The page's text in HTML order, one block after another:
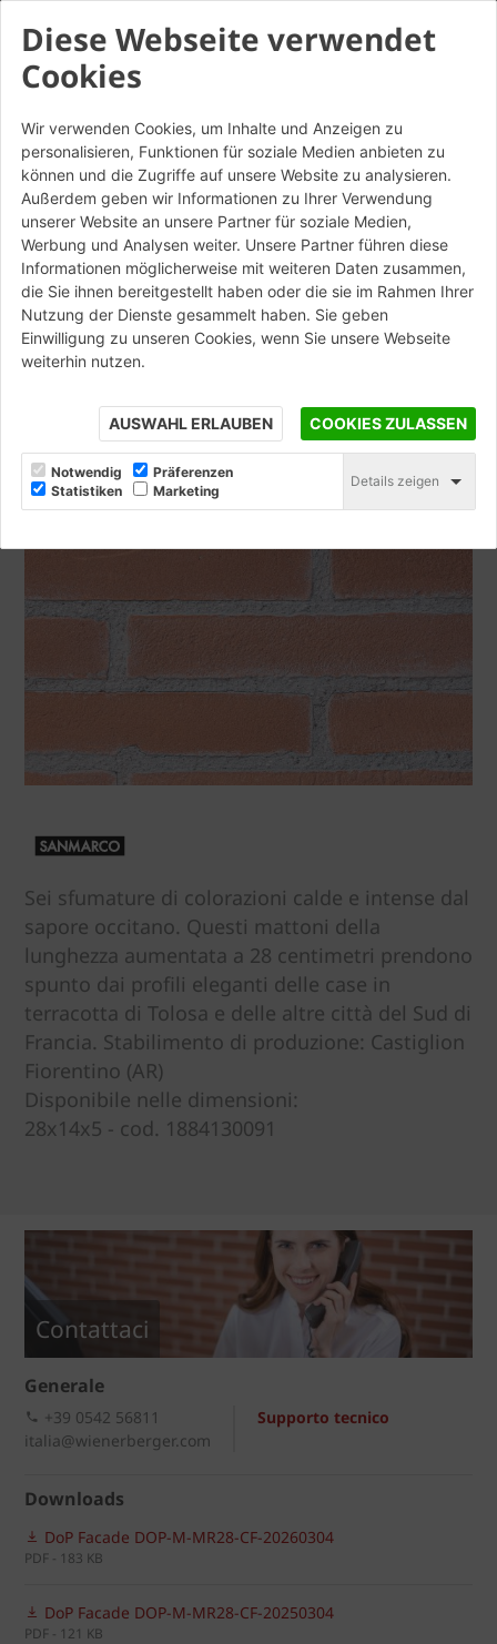
Diese Webseite verwendet
Cookies
Wir verwenden Cookies, um Inhalte und Anzeigen zu
personalisieren, Funktionen für soziale Medien anbieten zu
können und die Zugriffe auf unsere Website zu analysieren.
Außerdem geben wir Informationen zu Ihrer Verwendung
unserer Website an unsere Partner für soziale Medien,
Werbung und Analysen weiter. Unsere Partner führen diese
Informationen möglicherweise mit weiteren Daten zusammen,
die Sie ihnen bereitgestellt haben oder die sie im Rahmen Ihrer
Nutzung der Dienste gesammelt haben. Sie geben
Einwilligung zu unseren Cookies, wenn Sie unsere Webseite
weiterhin nutzen.
AUSWAHL ERLAUBEN COOKIES ZULASSEN
Notwendig
Präferenzen
Statistiken
Marketing
Details zeigen
Occitan Rosso - Mattone
STAMPA
Sei sfumature di colorazioni calde e intense dal
sapore occitano. Questi mattoni della
lunghezza aumentata a 28 centimetri prendono
spunto dai profili eleganti delle case in
terracotta di Tolosa e delle altre città del Sud di
Francia. Stabilimento di produzione: Castiglion
Fiorentino (AR)
Disponibile nelle dimensioni:
28x14x5 - cod. 1884130091
Contattaci
Generale
Supporto tecnico
+39 0542 56811
italia@wienerberger.com
Downloads
DoP Facade DOP-M-MR28-CF-20260304
PDF - 183 KB
DoP Facade DOP-M-MR28-CF-20250304
PDF - 121 KB